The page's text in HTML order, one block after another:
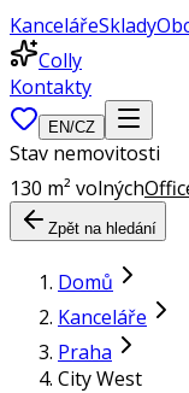
KancelářeSklady
Colly
Kontakty
EN/CZ
Stav nemovitosti
130 m² volných
Zpět na hledání
Domů
Kanceláře
Praha
City West